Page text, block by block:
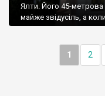
Ялти. Його 45-метрова
майже звідусіль, а
1 2